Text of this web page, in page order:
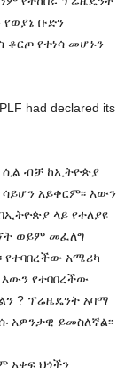
የወያኔ ቡድን
ቆርጦ የተነሳ መሆኑን
had declared its
ሲል ብቻ ከኢትዮጵያ
አይቀርም፡፡ እውን
ላይ የተለያዩ
ወይም መፈለግ
የተባበረችው አሜሪካ
የተባበረችው
? ፕሬዜዴንት አባማ
አዎንታዊ ይመስለኛል፡፡
አቀፍ ህጎችን